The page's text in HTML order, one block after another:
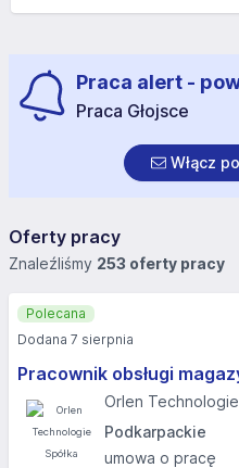
Praca alert -
Praca Głojsce
Włącz
Oferty pracy
Znaleźliśmy 253 oferty pracy
Pracownik obsługi
Orlen
Podkarpackie
umowa o pracę
Polecana
Dodana 7 sierpnia